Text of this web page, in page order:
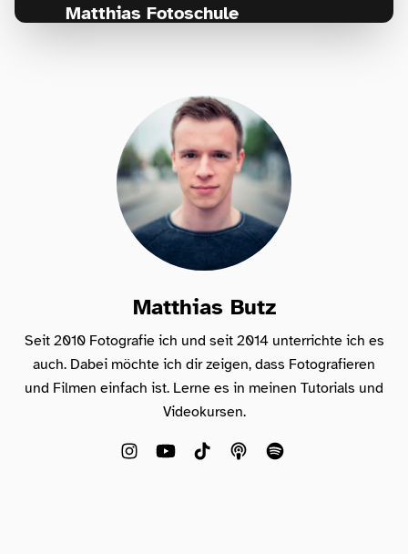
Matthias Fotoschule
Matthias Butz
Seit 2010 Fotografie ich und seit 2014 unterrichte ich es
auch. Dabei möchte ich dir zeigen, dass Fotografieren
und Filmen einfach ist. Lerne es in meinen Tutorials und
Videokursen.